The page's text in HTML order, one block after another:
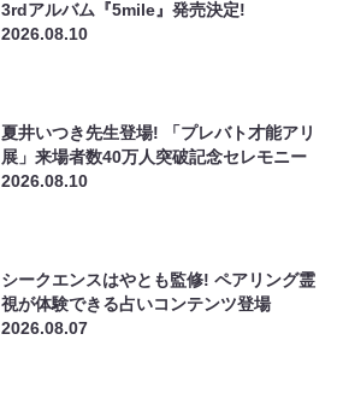
3rdアルバム『5mile』発売決定!
2026.08.10
夏井いつき先生登場! 「プレバト才能アリ
展」来場者数40万人突破記念セレモニー
2026.08.10
シークエンスはやとも監修! ペアリング霊
視が体験できる占いコンテンツ登場
2026.08.07